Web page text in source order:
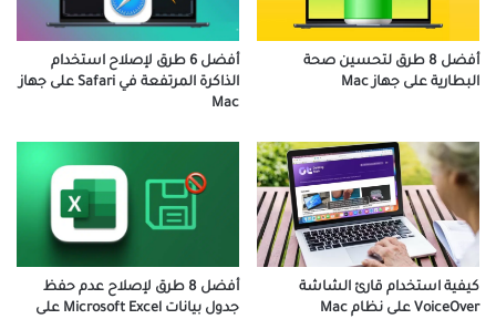
أفضل 6 طرق لإصلاح استخدام
الذاكرة المرتفعة في Safari على جهاز
Mac
أفضل 8 طرق لتحسين صحة
البطارية على جهاز Mac
أفضل 8 طرق لإصلاح عدم حفظ
جدول بيانات Microsoft Excel على
كيفية استخدام قارئ الشاشة
VoiceOver على نظام Mac